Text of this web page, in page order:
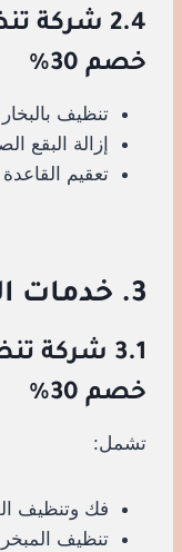
2.4 شركة
خصم 30%
تنظيف
إزالة البقع
تعقيم
3. خدمات التنظيف المتخصصة
3.1 شركة
خصم 30%
تشمل:
فك وتنظيف
تنظيف